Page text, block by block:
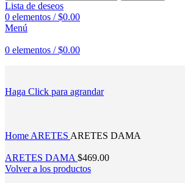
Lista de deseos
0 elementos / $0.00
Menú
0 elementos / $0.00
Haga Click para agrandar
Home ARETES ARETES DAMA
ARETES DAMA $469.00
Volver a los productos